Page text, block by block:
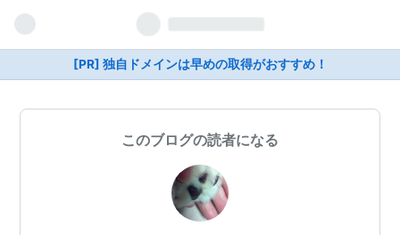
[PR] 独自ドメインは早めの取得がおすすめ！
このブログの読者になる